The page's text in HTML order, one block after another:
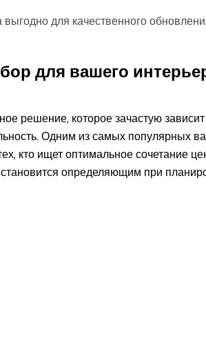
для вашего
решение, которое зачастую
Одним из самых популярных
кто ищет оптимальное сочетание
определяющим при